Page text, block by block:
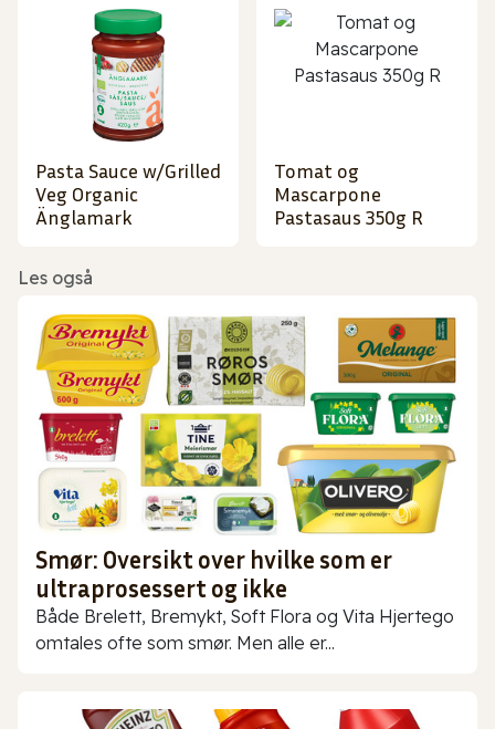
Pasta Sauce w/Grilled
Veg Organic
Änglamark
Tomat og
Mascarpone
Pastasaus 350g R
Les også
Smør: Oversikt over hvilke som er
ultraprosessert og ikke
Både Brelett, Bremykt, Soft Flora og Vita Hjertego
omtales ofte som smør. Men alle er...